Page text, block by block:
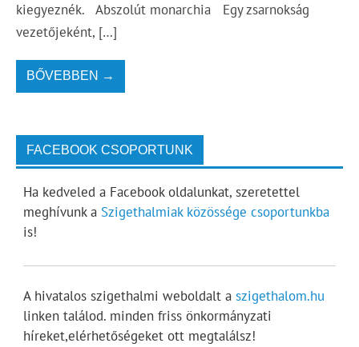
kiegyeznék. Abszolút monarchia Egy zsarnokság
vezetőjeként, […]
BŐVEBBEN →
FACEBOOK CSOPORTUNK
Ha kedveled a Facebook oldalunkat, szeretettel
meghívunk a Szigethalmiak közössége csoportunkba
is!
A hivatalos szigethalmi weboldalt a szigethalom.hu
linken találod. minden friss önkormányzati
híreket,elérhetőségeket ott megtalálsz!